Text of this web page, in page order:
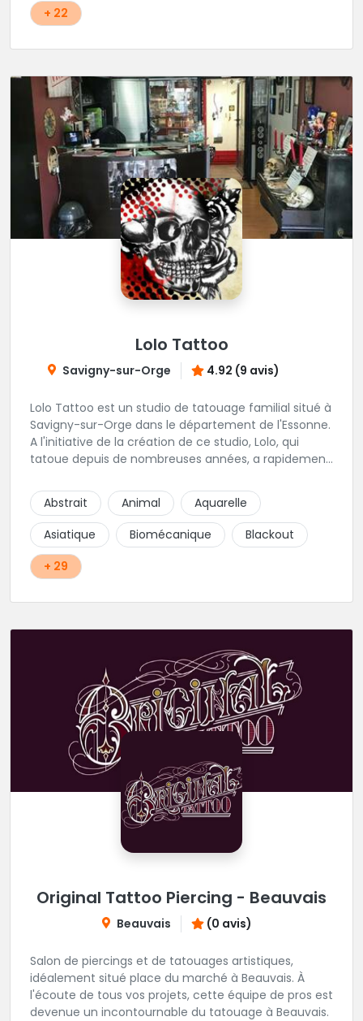
+ 22
Lolo Tattoo
Savigny-sur-Orge 4.92 (9 avis)
Lolo Tattoo est un studio de tatouage familial situé à
Savigny-sur-Orge dans le département de l'Essonne.
A l'initiative de la création de ce studio, Lolo, qui
tatoue depuis de nombreuses années, a rapidement
féminine aux projets de tatouage. Karine, la femme
de Lolo, s'occupera de tous vos projets de piercing.
Une équipe familiale et chaleureuse vivement
recommandée !
Abstrait Animal
Aquarelle
Asiatique
Biomécanique
Blackout
+ 29
Original Tattoo Piercing - Beauvais
Beauvais (0 avis)
Salon de piercings et de tatouages artistiques,
idéalement situé place du marché à Beauvais. À
l'écoute de tous vos projets, cette équipe de pros est
devenue un incontournable du tatouage à Beauvais.